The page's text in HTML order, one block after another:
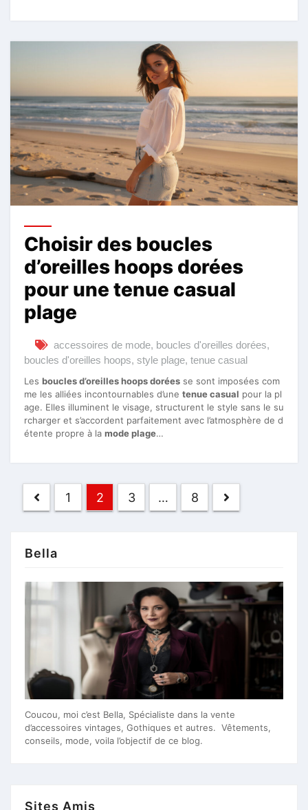
Choisir des boucles
d’oreilles hoops dorées
pour une tenue casual
plage
accessoires de mode, boucles d'oreilles dorées,
boucles d'oreilles hoops, style plage, tenue casual
Les boucles d’oreilles hoops dorées se sont imposées com
me les alliées incontournables d’une tenue casual pour la pl
age. Elles illuminent le visage, structurent le style sans le su
rcharger et s’accordent parfaitement avec l’atmosphère de d
étente propre à la mode plage…
Pagination
des
1 2 3 … 8
Bella
Coucou, moi c’est Bella, Spécialiste dans la vente
d’accessoires vintages, Gothiques et autres. Vêtements,
conseils, mode, voila l’objectif de ce blog.
Sites Amis